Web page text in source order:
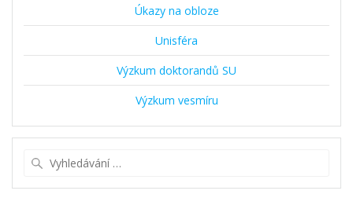
Úkazy na obloze
Unisféra
Výzkum doktorandů SU
Výzkum vesmíru